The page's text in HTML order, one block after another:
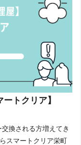
トクリア】
換される方増えてき
スマートクリア栄町